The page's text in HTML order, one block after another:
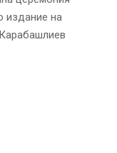
издание на